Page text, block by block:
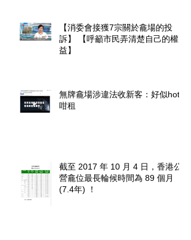
【消委會接獲7宗關於龕場的投
訴】 【呼籲市民弄清楚自己的權
益】
無牌龕場涉違法收新客：好似hotel
咁租
截至 2017 年 10 月 4 日，香港公
營龕位最長輪候時間為 89 個月
(7.4年) ！